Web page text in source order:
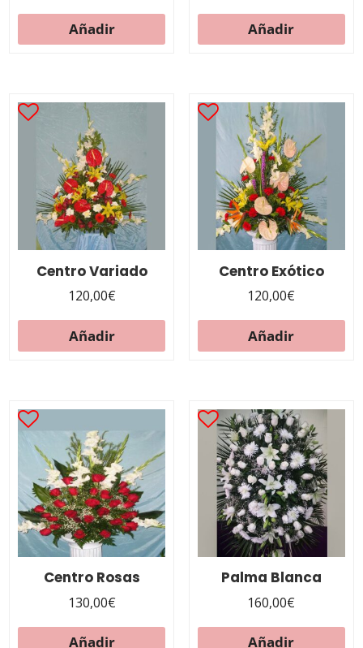
Añadir Añadir
Centro Variado
120,00€
Añadir
Centro Exótico
120,00€
Añadir
Centro Rosas
130,00€
Añadir
Palma Blanca
160,00€
Añadir